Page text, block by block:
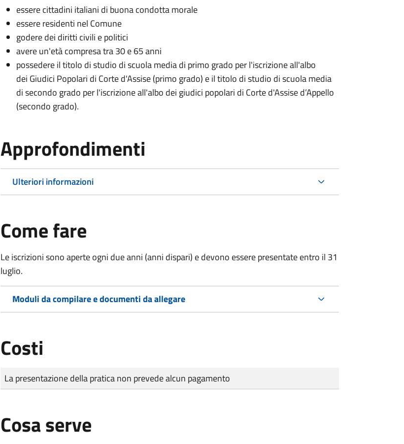
essere cittadini italiani di buona condotta morale
essere residenti nel Comune
godere dei diritti civili e politici
avere un'età compresa tra 30 e 65 anni
possedere il titolo di studio di scuola media di primo grado per l'iscrizione all'albo
dei Giudici Popolari di Corte d'Assise (primo grado) e il titolo di studio di scuola media
di secondo grado per l'iscrizione all'albo dei giudici popolari di Corte d'Assise d’Appello
(secondo grado).
Approfondimenti
Ulteriori informazioni
Come fare
Le iscrizioni sono aperte ogni due anni (anni dispari) e devono essere presentate entro il 31
luglio.
Moduli da compilare e documenti da allegare
Costi
Tipo di pagamento
Importo
La presentazione della pratica non prevede alcun pagamento
Cosa serve